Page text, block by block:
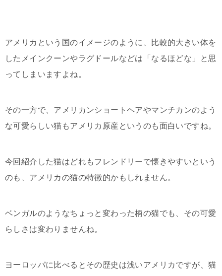
アメリカという国のイメージのように、比較的大きい体を
したメインクーンやラグドールなどは「なるほどな」と思
ってしまいますよね。
その一方で、アメリカンショートヘアやマンチカンのよう
な可愛らしい猫もアメリカ原産というのも面白いですね。
今回紹介した猫はどれもフレンドリーで懐きやすいという
のも、アメリカの猫の特徴的かもしれません。
ベンガルのようなちょっと変わった柄の猫でも、その可愛
らしさは変わりませんね。
ヨーロッパに比べるとその歴史は浅いアメリカですが、猫